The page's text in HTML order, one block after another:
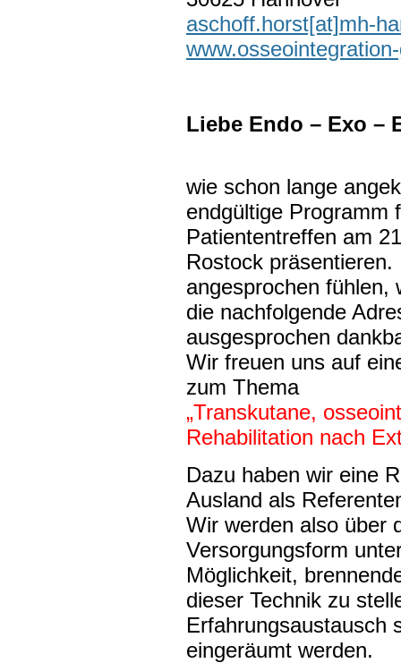
aschoff.horst[at]mh-
Liebe Endo – Exo –
wie schon lange
endgültige Programm
Patiententreffen am
Rostock
angesprochen fühlen,
die nachfolgende
ausgesprochen
Wir freuen uns auf
zum Thema
„Transkutane,
Rehabilitation nach
Dazu haben wir eine
Ausland als
Wir werden also über
Versorgungsform
Möglichkeit,
dieser Technik zu
Erfahrungsaustausch
eingeräumt werden.